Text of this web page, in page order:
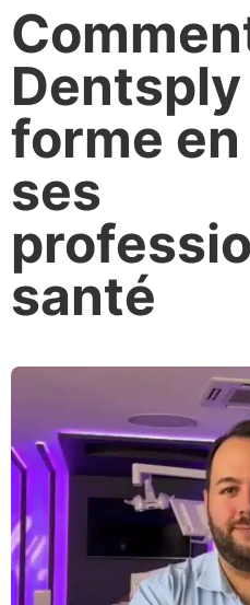
forme
ses
santé